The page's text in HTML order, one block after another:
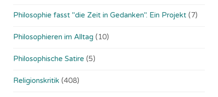
Philosophie fasst "die Zeit in Gedanken". Ein Projekt (7)
Philosophieren im Alltag (10)
Philosophische Satire (5)
Religionskritik (408)